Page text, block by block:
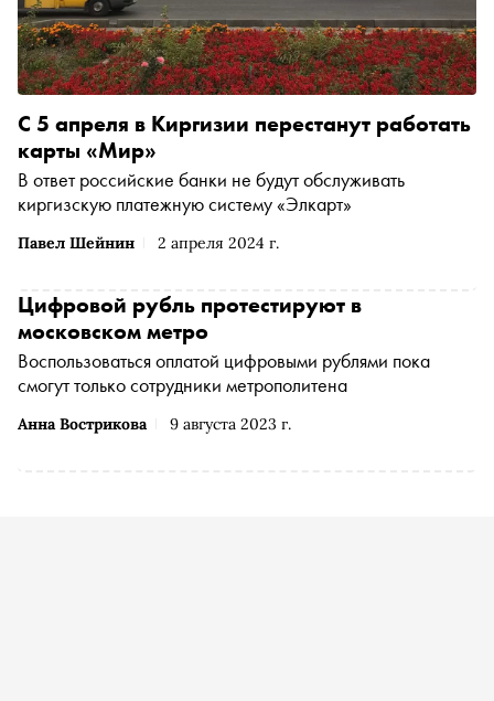
Павел Шейнин 2 апреля 2024 г.
С 5 апреля в Киргизии перестанут работать
карты «Мир»
В ответ российские банки не будут обслуживать
киргизскую платежную систему «Элкарт»
Анна Вострикова 9 августа 2023 г.
Цифровой рубль протестируют в
московском метро
Воспользоваться оплатой цифровыми рублями пока
смогут только сотрудники метрополитена